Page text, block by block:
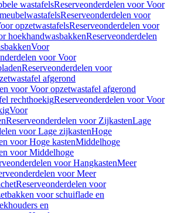
wastafelsReserveonderdelen voor Voor
Reserveonderdelen voor
opzetwastafelsReserveonderdelen voor
hoekhandwasbakkenReserveonderdelen
Voor
voor Voor
Reserveonderdelen voor
afgerond
voor Voor opzetwastafel afgerond
rechthoekigReserveonderdelen voor Voor
Voor
Reserveonderdelen voor ZijkastenLage
voor Lage zijkastenHoge
voor Hoge kastenMiddelhoge
voor Middelhoge
voor HangkastenMeer
voor Meer
Reserveonderdelen voor
voor schuiflade en
en